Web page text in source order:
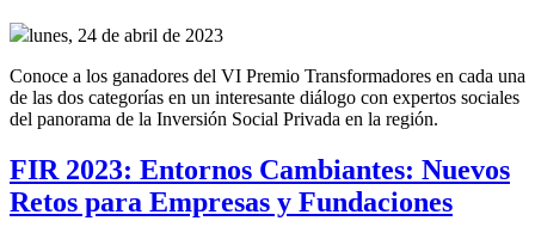
lunes, 24 de abril de 2023
Conoce a los ganadores del VI Premio Transformadores en cada una
de las dos categorías en un interesante diálogo con expertos sociales
del panorama de la Inversión Social Privada en la región.
FIR 2023: Entornos Cambiantes: Nuevos
Retos para Empresas y Fundaciones